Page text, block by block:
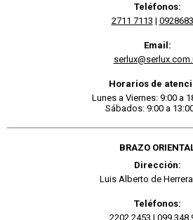
Teléfonos:
2711 7113 |
Email:
Horarios de
Lunes a Viernes: 9:00 a
Sábados: 9:00 a
BRAZO
Dirección:
Luis Alberto de
Teléfonos:
2202 2453 | 099 348